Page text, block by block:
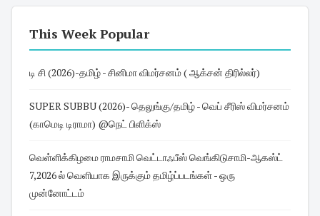
This Week Popular
டி சி (2026)-தமிழ் - சினிமா விமர்சனம் ( ஆக்சன் திரில்லர்)
SUPER SUBBU (2026)- தெலுங்கு/தமிழ் - வெப் சீரிஸ் விமர்சனம்
(காமெடி டிராமா) @நெட் பிளிக்ஸ்
வெள்ளிக்கிழமை ராமசாமி வெட்டாஃபீஸ் வெங்கிடுசாமி-ஆகஸ்ட்
7,2026 ல் வெளியாக இருக்கும் தமிழ்ப்படங்கள் - ஒரு
முன்னோட்டம்